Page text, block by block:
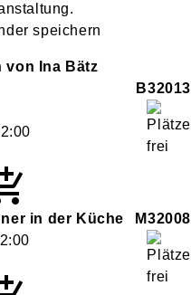
speichern
von Ina Bätz
B32013
in der Küche
M32008